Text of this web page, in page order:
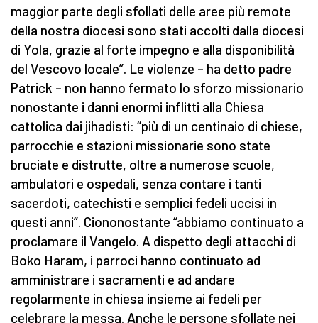
maggior parte degli sfollati delle aree più remote
della nostra diocesi sono stati accolti dalla diocesi
di Yola, grazie al forte impegno e alla disponibilità
del Vescovo locale”. Le violenze – ha detto padre
Patrick – non hanno fermato lo sforzo missionario
nonostante i danni enormi inflitti alla Chiesa
cattolica dai jihadisti: “più di un centinaio di chiese,
parrocchie e stazioni missionarie sono state
bruciate e distrutte, oltre a numerose scuole,
ambulatori e ospedali, senza contare i tanti
sacerdoti, catechisti e semplici fedeli uccisi in
questi anni”. Ciononostante “abbiamo continuato a
proclamare il Vangelo. A dispetto degli attacchi di
Boko Haram, i parroci hanno continuato ad
amministrare i sacramenti e ad andare
regolarmente in chiesa insieme ai fedeli per
celebrare la messa. Anche le persone sfollate nei